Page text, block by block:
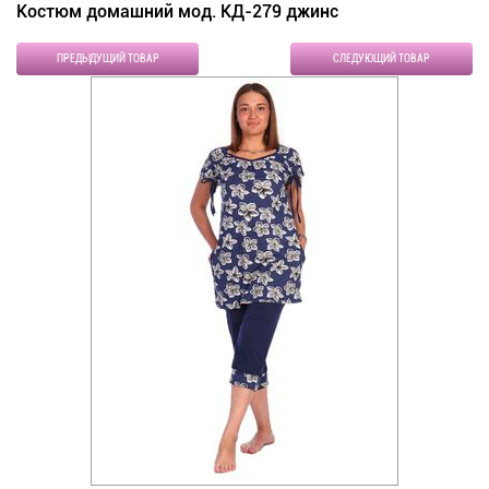
Костюм домашний мод. КД-279 джинс
ПРЕДЫДУЩИЙ ТОВАР СЛЕДУЮЩИЙ ТОВАР